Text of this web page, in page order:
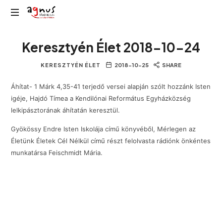
Agnus
közösségi
rádiója
Keresztyén Élet 2018-10-24
KERESZTYÉN ÉLET 2018-10-25 SHARE
Áhítat- 1 Márk 4,35-41 terjedő versei alapján szólt hozzánk Isten
igéje, Hajdó Tímea a Kendilónai Református Egyházközség
lelkipásztorának áhítatán keresztül.
Gyökössy Endre Isten Iskolája című könyvéből, Mérlegen az
Életünk Életek Cél Nélkül című részt felolvasta rádiónk önkéntes
munkatársa Feischmidt Mária.